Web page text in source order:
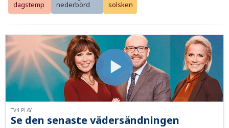
dagstemp
nederbörd
solsken
Se den senaste vädersändningen
TV4 PLAY